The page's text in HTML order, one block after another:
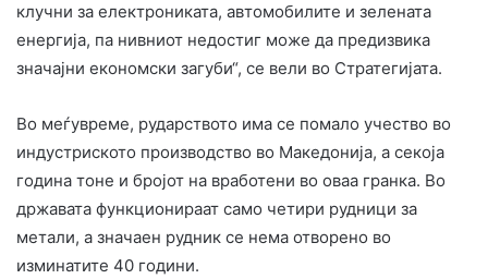
клучни за електрониката, автомобилите и зелената
енергија, па нивниот недостиг може да предизвика
значајни економски загуби“, се вели во Стратегијата.
Во меѓувреме, рударството има се помало учество во
индустриското производство во Македонија, а секоја
година тоне и бројот на вработени во оваа гранка. Во
државата функционираат само четири рудници за
метали, а значаен рудник се нема отворено во
изминатите 40 години.